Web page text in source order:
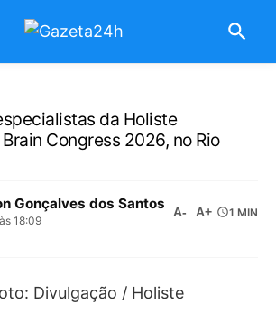
da Holiste
Congress 2026, no Rio
Gonçalves dos Santos
18:09
A- A+ 1 MIN